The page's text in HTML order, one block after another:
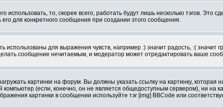
то, скорее всего, работать будут лишь несколько тэгов. Это
для конкретного сообщения при создании этого сообщения.
для выражения чувств, например :) значит радость, :( значит
сообщение нечитаемым, и модератор может отредактировать ваше
картинки на форум. Вы должны указать ссылку на картинку,
(если, конечно, он не является общедоступным сервером), ни на
картинки в сообщении используйте тэг [img] BBCode или